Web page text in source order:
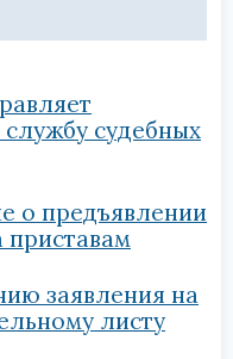
судебных
о предъявлении
приставам
заявления на
листу